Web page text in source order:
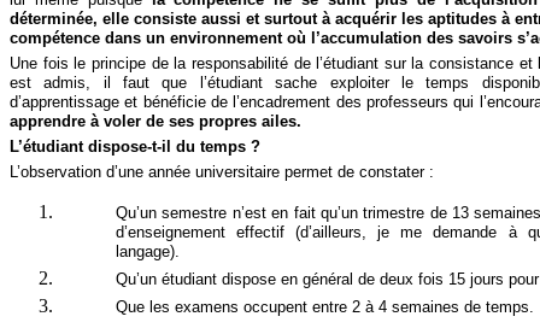
déterminée, elle consiste aussi et surtout à acquérir les aptitudes à
compétence dans un environnement où l’accumulation des savoirs
Une fois le principe de la responsabilité de l’étudiant sur la consistance
est admis, il faut que l’étudiant sache exploiter le temps
d’apprentissage et bénéficie de l’encadrement des professeurs qui
apprendre à voler de ses propres ailes.
L’étudiant dispose-t-il du temps ?
L’observation d’une année universitaire permet de constater :
Qu’un semestre n’est en fait qu’un trimestre de 13
d’enseignement effectif (d’ailleurs, je me demande à
langage).
Qu’un étudiant dispose en général de deux fois 15 jours
Que les examens occupent entre 2 à 4 semaines de temps.